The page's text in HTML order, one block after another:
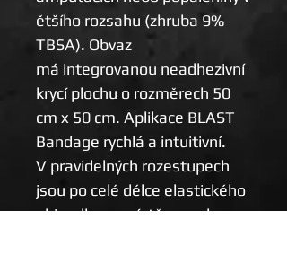
ětšího rozsahu (zhruba 9%
TBSA). Obvaz
má integrovanou neadhezivní
krycí plochu o rozměrech 50
cm x 50 cm. Aplikace BLAST
Bandage rychlá a intuitivní.
V pravidelných rozestupech
jsou po celé délce elastického
obinadla rozmístěny pruhy